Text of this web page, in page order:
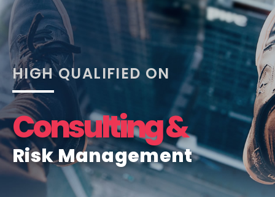
HIGH QUALIFIED ON
Consulting &
Risk Management